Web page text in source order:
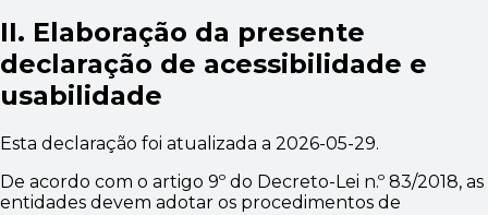
II. Elaboração da presente
declaração de acessibilidade e
usabilidade
Esta declaração foi atualizada a 2026-05-29.
De acordo com o artigo 9º do Decreto-Lei n.º 83/2018, as
entidades devem adotar os procedimentos de